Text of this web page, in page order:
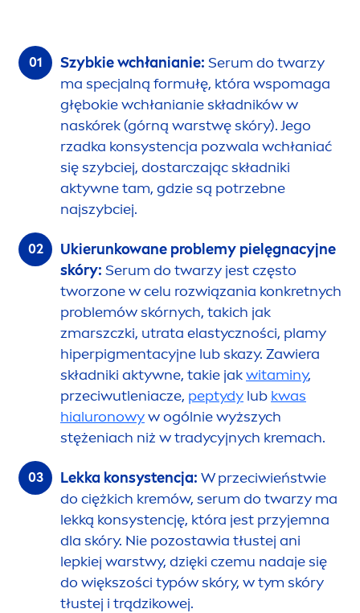
Szybkie wchłanianie: Serum do twarzy
ma specjalną formułę, która wspomaga
głębokie wchłanianie składników w
naskórek (górną warstwę skóry). Jego
rzadka konsystencja pozwala wchłaniać
się szybciej, dostarczając składniki
aktywne tam, gdzie są potrzebne
najszybciej.
Ukierunkowane problemy pielęgnacyjne
skóry: Serum do twarzy jest często
tworzone w celu rozwiązania konkretnych
problemów skórnych, takich jak
zmarszczki, utrata elastyczności, plamy
hiperpigmentacyjne lub skazy. Zawiera
składniki aktywne, takie jakwitaminy,
przeciwutleniacze, peptydy lub kwas
hialuronowyw ogólnie wyższych
stężeniach niż w tradycyjnych kremach.
Lekka konsystencja: W przeciwieństwie
do ciężkich kremów, serum do twarzy ma
lekką konsystencję, która jest przyjemna
dla skóry. Nie pozostawia tłustej ani
lepkiej warstwy, dzięki czemu nadaje się
do większości typów skóry, w tym skóry
tłustej i trądzikowej.